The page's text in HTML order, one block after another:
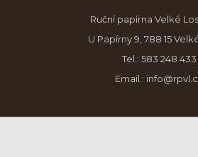
Ruční papírna Velké
U Papírny 9, 788 15
Tel.: 583 248 433
Email.: